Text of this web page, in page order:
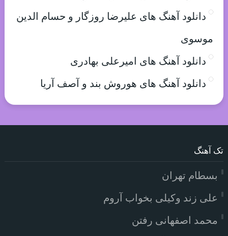
دانلود آهنگ های علیرضا روزگار و حسام الدین
موسوی
دانلود آهنگ های امیرعلی بهادری
دانلود آهنگ های هوروش بند و آصف آریا
تک آهنگ
بسطام تهران
علی زند وکیلی بخواب آروم
محمد اصفهانی رفتن